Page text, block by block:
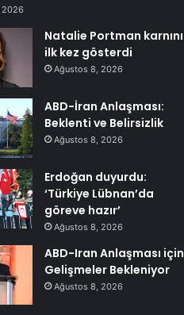
2026
Natalie Portman karnını
ilk kez gösterdi
Ağustos 8, 2026
ABD-İran Anlaşması:
Beklenti ve Belirsizlik
Ağustos 8, 2026
Erdoğan duyurdu:
‘Türkiye Lübnan’da
göreve hazır’
Ağustos 8, 2026
ABD-Iran Anlaşması için
Gelişmeler Bekleniyor
Ağustos 8, 2026